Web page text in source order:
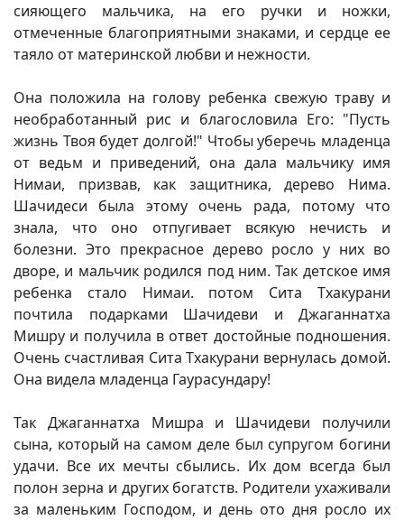
сияющего мальчика, на его ручки и ножки,
отмеченные благоприятными знаками, и сердце ее
таяло от материнской любви и нежности.
Она положила на голову ребенка свежую траву и
необработанный рис и благословила Его: "Пусть
жизнь Твоя будет долгой!" Чтобы уберечь младенца
от ведьм и приведений, она дала мальчику имя
Нимаи, призвав, как защитника, дерево Нима.
Шачидеси была этому очень рада, потому что
знала, что оно отпугивает всякую нечисть и
болезни. Это прекрасное дерево росло у них во
дворе, и мальчик родился под ним. Так детское имя
ребенка стало Нимаи. потом Сита Тхакурани
почтила подарками Шачидеви и Джаганнатха
Мишру и получила в ответ достойные подношения.
Очень счастливая Сита Тхакурани вернулась домой.
Она видела младенца Гаурасундару!
Так Джаганнатха Мишра и Шачидеви получили
сына, который на самом деле был супругом богини
удачи. Все их мечты сбылись. Их дом всегда был
полон зерна и других богатств. Родители ухаживали
за маленьким Господом, и день ото дня росло их